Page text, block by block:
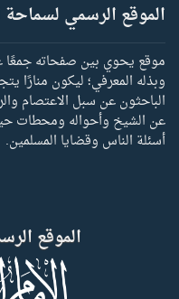
الموقع الرسمي لسماحة
موقع يحوي بين صفحاته جمعًا
وبذله المعرفي؛ ليكون منارًا
الباحثون عن سبل الاعتصام
عن الشيخ وأحواله ومحطات
أسئلة الناس وقضايا المسلمين.
الموقع